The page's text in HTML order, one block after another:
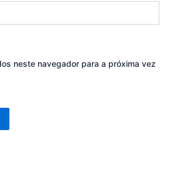
neste navegador para a próxima vez